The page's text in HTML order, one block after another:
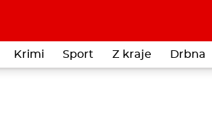
Krimi Sport Z kraje Drbna